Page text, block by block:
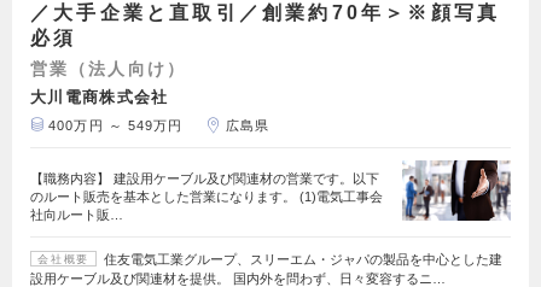
／大手企業と直取引／創業約70年＞※顔写真
必須
営業（法人向け）
大川電商株式会社
400万円 ～ 549万円 広島県
【職務内容】 建設用ケーブル及び関連材の営業です。以下
のルート販売を基本とした営業になります。 (1)電気工事会
社向ルート販…
会社概要
住友電気工業グループ、スリーエム・ジャパの製品を中心とした建
設用ケーブル及び関連材を提供。 国内外を問わず、日々変容するニ…